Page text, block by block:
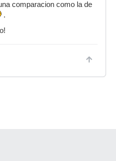
comparacion como la de
.